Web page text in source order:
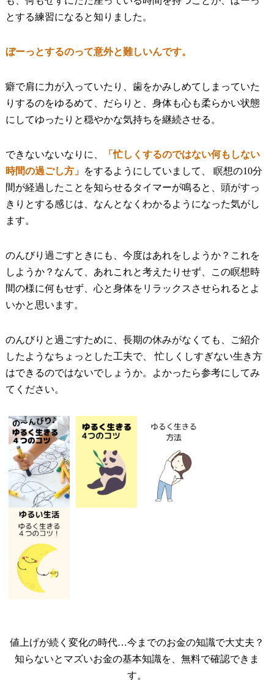
とする練習になると知りました。
ぼーっとするのって意外と難しいんです。
癖で肩に力が入っていたり、歯をかみしめてしまっていた
りするのをゆるめて、だらりと、身体も心も柔らかい状態
にしてゆったりと穏やかな気持ちを継続させる。
できないないなりに、
「忙しくするのではない何もしない
時間の過ごし方」 をするようにしていまして、 瞑想の10分
間が経過したことを知らせるタイマーが鳴ると、頭がすっ
きりとする感じは、なんとなくわかるようになった気がし
ます。
のんびり過ごすときにも、今度はあれをしようか？これを
しようか？なんて、あれこれと考えたりせず、この瞑想時
間の様に何もせず、心と身体をリラックスさせられるとよ
いかと思います。
のんびりと過ごすために、長期の休みがなくても、ご紹介
したようなちょっとした工夫で、 忙しくしすぎない生き方
はできるのではないでしょうか。よかったら参考にしてみ
てください。
値上げが続く変化の時代…今までのお金の知識で大丈夫？
知らないとマズいお金の基本知識を、無料で確認できま
す。